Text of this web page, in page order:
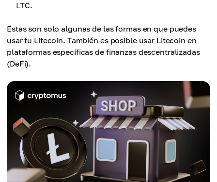
LTC.
Estas son solo algunas de las formas en que puedes
usar tu Litecoin. También es posible usar Litecoin en
plataformas específicas de finanzas descentralizadas
(DeFi).